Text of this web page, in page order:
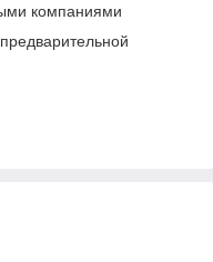
компаниями